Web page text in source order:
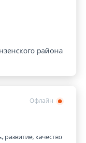
района
Офлайн
качество